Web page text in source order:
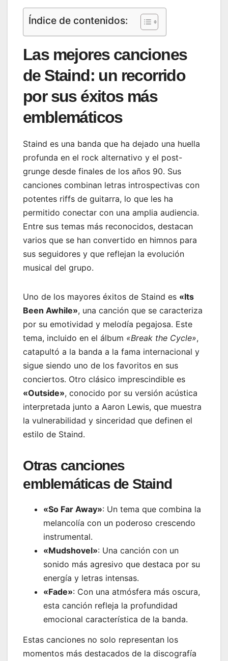
Índice de contenidos:
Las mejores canciones
de Staind: un recorrido
por sus éxitos más
emblemáticos
Staind es una banda que ha dejado una huella
profunda en el rock alternativo y el post-
grunge desde finales de los años 90. Sus
canciones combinan letras introspectivas con
potentes riffs de guitarra, lo que les ha
permitido conectar con una amplia audiencia.
Entre sus temas más reconocidos, destacan
varios que se han convertido en himnos para
sus seguidores y que reflejan la evolución
musical del grupo.
Uno de los mayores éxitos de Staind es «Its
Been Awhile», una canción que se caracteriza
por su emotividad y melodía pegajosa. Este
tema, incluido en el álbum «Break the Cycle»,
catapultó a la banda a la fama internacional y
sigue siendo uno de los favoritos en sus
conciertos. Otro clásico imprescindible es
«Outside», conocido por su versión acústica
interpretada junto a Aaron Lewis, que muestra
la vulnerabilidad y sinceridad que definen el
estilo de Staind.
Otras canciones
emblemáticas de Staind
«So Far Away»: Un tema que combina la
melancolía con un poderoso crescendo
instrumental.
«Mudshovel»: Una canción con un
sonido más agresivo que destaca por su
energía y letras intensas.
«Fade»: Con una atmósfera más oscura,
esta canción refleja la profundidad
emocional característica de la banda.
Estas canciones no solo representan los
momentos más destacados de la discografía